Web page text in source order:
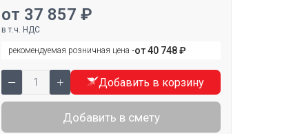
от 37 857 ₽
в т.ч. НДС
рекомендуемая розничная цена ‐от 40 748 ₽
Добавить в корзину
Добавить в смету